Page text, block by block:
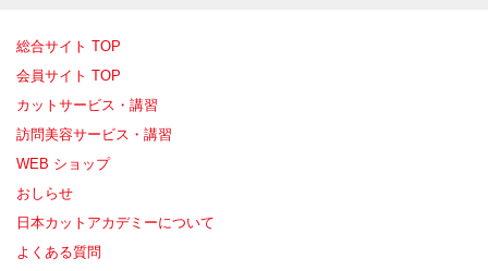
総合サイト TOP
会員サイト TOP
カットサービス・講習
訪問美容サービス・講習
WEB ショップ
おしらせ
日本カットアカデミーについて
よくある質問